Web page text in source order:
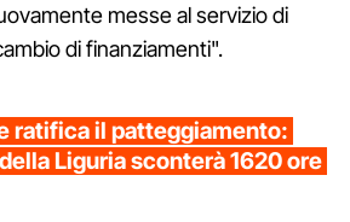
messe al servizio di
di finanziamenti".
ratifica il patteggiamento:
Liguria sconterà 1620 ore